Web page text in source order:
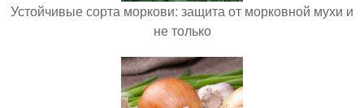
Устойчивые сорта моркови: защита от морковной мухи и
не только